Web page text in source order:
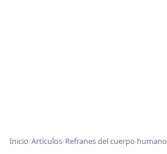
Inicio/Artículos/Refranes del cuerpo humano